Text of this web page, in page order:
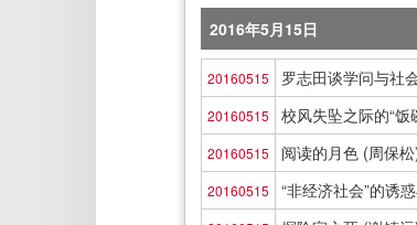
2016年5月15日
20160515 罗志田谈学问与社
20160515 校风失坠之际的“
20160515 阅读的月色 (周保
20160515 “非经济社会”的诱